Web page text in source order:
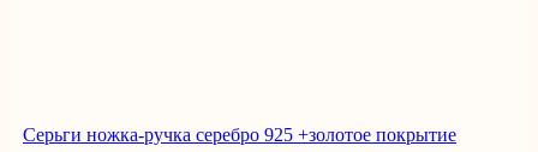
Серьги ножка-ручка серебро 925 +золотое покрытие